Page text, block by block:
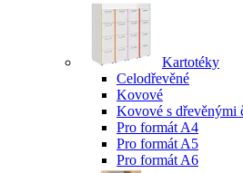
Kartotéky
Celodřevěné
Kovové
Kovové s dřevěnými
Pro formát A4
Pro formát A5
Pro formát A6